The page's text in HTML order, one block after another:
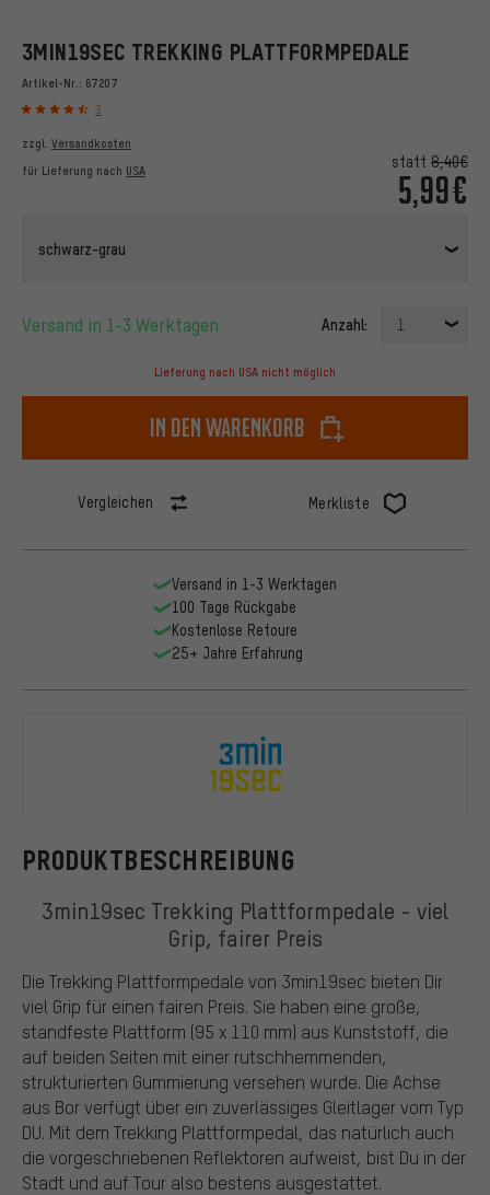
3MIN19SEC TREKKING PLATTFORMPEDALE
Artikel-Nr.: 67207
3
statt 8,40€
5,99€
zzgl. Versandkosten
für Lieferung nach USA
schwarz-grau
Versand in 1-3 Werktagen Anzahl: 1
Lieferung nach USA nicht möglich
In den Warenkorb
Vergleichen Merkliste
PRODUKTBESCHREIBUNG
3min19sec Trekking Plattformpedale - viel
Grip, fairer Preis
Die Trekking Plattformpedale von 3min19sec bieten Dir
viel Grip für einen fairen Preis. Sie haben eine große,
standfeste Plattform (95 x 110 mm) aus Kunststoff, die
auf beiden Seiten mit einer rutschhemmenden,
strukturierten Gummierung versehen wurde. Die Achse
aus Bor verfügt über ein zuverlässiges Gleitlager vom Typ
DU. Mit dem Trekking Plattformpedal, das natürlich auch
die vorgeschriebenen Reflektoren aufweist, bist Du in der
Stadt und auf Tour also bestens ausgestattet.
Versand in 1-3 Werktagen
100 Tage Rückgabe
Kostenlose Retoure
25+ Jahre Erfahrung